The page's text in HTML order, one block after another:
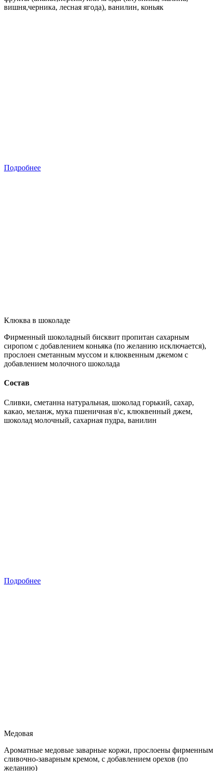
вишня,черника, лесная ягода), ванилин, коньяк
Подробнее
Клюква в шоколаде
Фирменный шоколадный бисквит пропитан сахарным
сиропом с добавлением коньяка (по желанию исключается),
прослоен сметанным муссом и клюквенным джемом с
добавлением молочного шоколада
Состав
Сливки, сметанна натуральная, шоколад горький, сахар,
какао, меланж, мука пшеничная в\с, клюквенный джем,
шоколад молочный, сахарная пудра, ванилин
Подробнее
Медовая
Ароматные медовые заварные коржи, прослоены фирменным
сливочно-заварным кремом, с добавлением орехов (по
желанию)